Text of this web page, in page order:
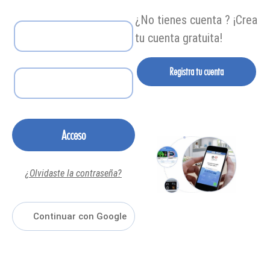
Acceso
¿Olvidaste la contraseña?
¿No tienes cuenta ? ¡Crea
tu cuenta gratuita!
Registra tu cuenta